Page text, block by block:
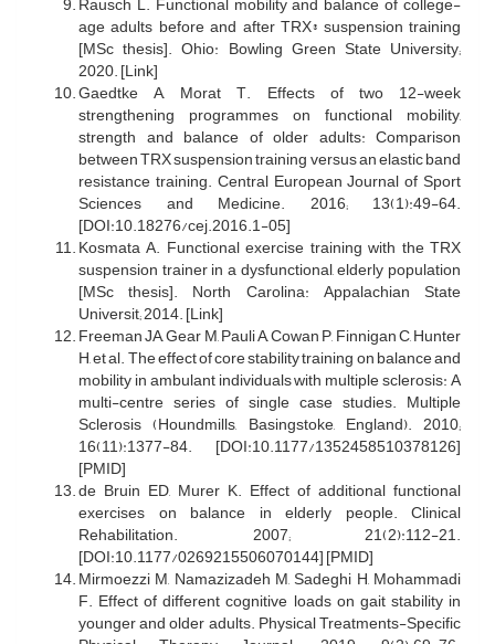
age adults before and after TRX® suspension training
[MSc thesis]. Ohio: Bowling Green State University;
2020. [Link]
Gaedtke A, Morat T. Effects of two 12-week
strengthening programmes on functional mobility,
strength and balance of older adults: Comparison
between TRX suspension training versus an elastic band
resistance training. Central European Journal of Sport
Sciences and Medicine. 2016; 13(1):49-64.
[DOI:10.18276/cej.2016.1-05]
Kosmata A. Functional exercise training with the TRX
suspension trainer in a dysfunctional, elderly population
[MSc thesis]. North Carolina: Appalachian State
Universit; 2014. [Link]
Freeman JA, Gear M, Pauli A, Cowan P, Finnigan C, Hunter
H, et al. The effect of core stability training on balance and
mobility in ambulant individuals with multiple sclerosis: A
multi-centre series of single case studies. Multiple
Sclerosis (Houndmills, Basingstoke, England). 2010;
16(11):1377-84. [DOI:10.1177/1352458510378126]
[PMID]
de Bruin ED, Murer K. Effect of additional functional
exercises on balance in elderly people. Clinical
Rehabilitation. 2007; 21(2):112-21.
[DOI:10.1177/0269215506070144] [PMID]
Mirmoezzi M, Namazizadeh M, Sadeghi H, Mohammadi
F. Effect of different cognitive loads on gait stability in
younger and older adults. Physical Treatments-Specific